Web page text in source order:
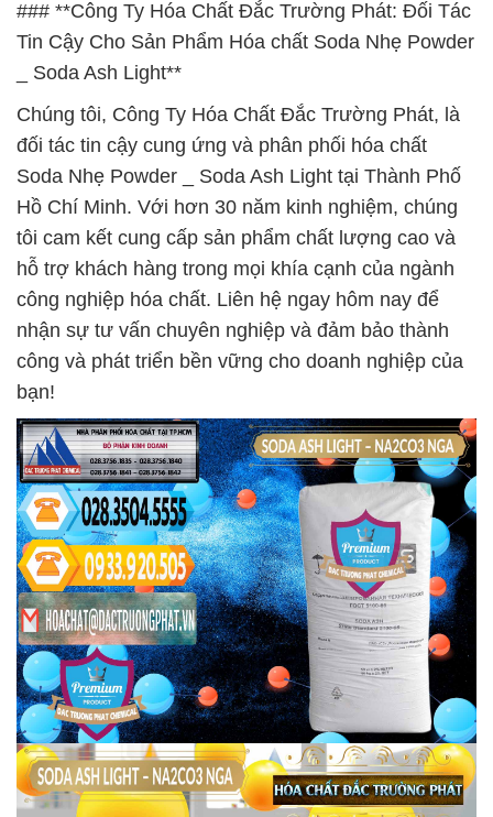
### **Công Ty Hóa Chất Đắc Trường Phát: Đối Tác
Tin Cậy Cho Sản Phẩm Hóa chất Soda Nhẹ Powder
_ Soda Ash Light**
Chúng tôi, Công Ty Hóa Chất Đắc Trường Phát, là
đối tác tin cậy cung ứng và phân phối hóa chất
Soda Nhẹ Powder _ Soda Ash Light tại Thành Phố
Hồ Chí Minh. Với hơn 30 năm kinh nghiệm, chúng
tôi cam kết cung cấp sản phẩm chất lượng cao và
hỗ trợ khách hàng trong mọi khía cạnh của ngành
công nghiệp hóa chất. Liên hệ ngay hôm nay để
nhận sự tư vấn chuyên nghiệp và đảm bảo thành
công và phát triển bền vững cho doanh nghiệp của
bạn!